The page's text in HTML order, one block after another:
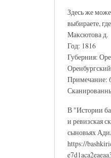
Здесь же
выбираете,
Максютова д.
Год: 1816
Губерния:
Примечание:
В "Истории
и ревизская
сыновьях
https://